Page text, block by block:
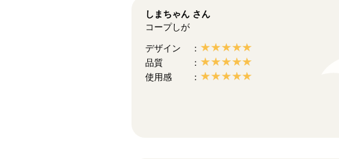
しまちゃん さん
コープしが
デザイン
品質
使用感